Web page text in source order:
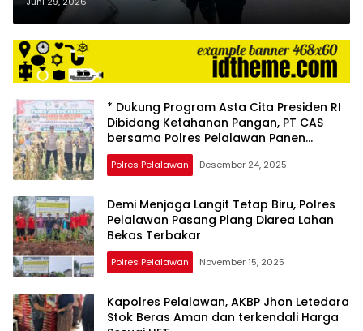
Dijaga 24 Jam
* Dukung Program Asta Cita Presiden RI
Dibidang Ketahanan Pangan, PT CAS
bersama Polres Pelalawan Panen
Jagung
Polres Pelalawan Desember 24, 2025
Demi Menjaga Langit Tetap Biru, Polres
Pelalawan Pasang Plang Diarea Lahan
Bekas Terbakar
Polres Pelalawan November 15, 2025
Kapolres Pelalawan, AKBP Jhon Letedara
Stok Beras Aman dan terkendali Harga